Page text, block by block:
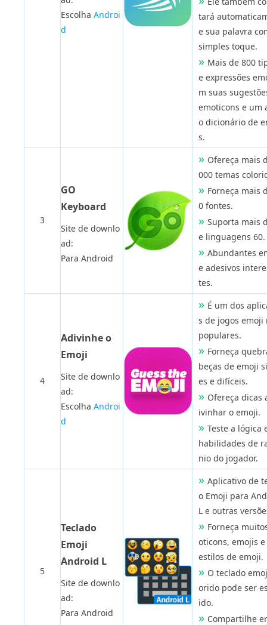
Escolha Androi
d
tará
e sua palavra
simples toque.
Mais de 800
e expressões
m suas
emoticons e um
o dicionário de
s.
3
GO
Keyboard
Site de downlo
ad:
Para Android
Ofereça mais
000 temas
Forneça mais
0 fontes.
Suporta mais
e linguagens 60.
Abundantes
e adesivos
tes.
4
Adivinhe o
Emoji
Site de downlo
ad:
Escolha Androi
d
É um dos
s de jogos emoji
populares.
Forneça
beças de emoji
es e difíceis.
Ofereça dicas
ivinhar o emoji.
Teste a lógica
habilidades de
nio do jogador.
5
Teclado
Emoji
Android L
Site de downlo
ad:
Para Android
Aplicativo de
o Emoji para
L e outras
Forneça
oticons, emojis
estilos de emoji.
O teclado
orido pode ser
ido.
Compartilhe